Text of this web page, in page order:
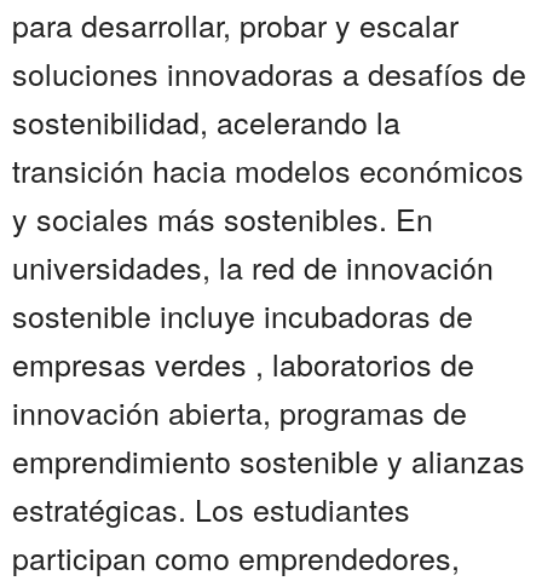
para desarrollar, probar y escalar
soluciones innovadoras a desafíos de
sostenibilidad, acelerando la
transición hacia modelos económicos
y sociales más sostenibles. En
universidades, la red de innovación
sostenible incluye incubadoras de
empresas verdes , laboratorios de
innovación abierta, programas de
emprendimiento sostenible y alianzas
estratégicas. Los estudiantes
participan como emprendedores,